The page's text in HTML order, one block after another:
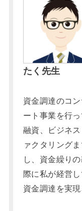
たく先生
資金調達のコ
ート事業を行
融資、ビジネ
ァクタリング
し、資金繰り
際に私が経営
資金調達を実現